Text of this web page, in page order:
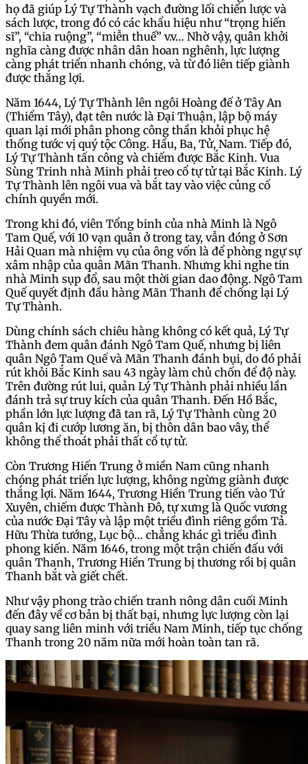
họ đã giúp Lý Tự Thành vạch đường lối chiến lược và
sách lược, trong đó có các khẩu hiệu như “trọng hiến
sĩ”, “chia ruộng”, “miễn thuế” v.v… Nhờ vậy, quân khởi
nghĩa càng được nhân dân hoan nghênh, lực lượng
càng phát triển nhanh chóng, và từ đó liên tiếp giành
được thắng lợi.
Năm 1644, Lý Tự Thành lên ngôi Hoàng đế ở Tây An
(Thiểm Tây), đạt tên nước là Đại Thuận, lập bộ máy
quan lại mới phân phong công thần khỏi phục hệ
thống tước vị quý tộc Công. Hầu, Ba, Tử, Nam. Tiếp đó,
Lý Tự Thành tấn công và chiếm được Bắc Kinh. Vua
Sùng Trinh nhà Minh phải treo cổ tự tử tại Bắc Kinh. Lý
Tự Thành lên ngôi vua và bắt tay vào việc củng cố
chính quyền mới.
Trong khi đó, viên Tổng binh của nhà Minh là Ngô
Tam Quế, với 10 vạn quân ở trong tay, vẫn đóng ở Sơn
Hải Quan mà nhiệm vụ của ông vốn là để phòng ngự sự
xâm nhập của quân Mãn Thanh. Nhưng khi nghe tin
nhà Minh sụp đổ, sau một thời gian dao động. Ngô Tam
Quế quyết định đầu hàng Mãn Thanh để chống lại Lý
Tự Thành.
Dùng chính sách chiêu hàng không có kết quả, Lý Tự
Thành đem quân đánh Ngô Tam Quế, nhưng bị liên
quân Ngô Tam Quế và Mãn Thanh đánh bụi, do đó phải
rút khỏi Bắc Kinh sau 43 ngày làm chủ chốn để độ này.
Trên đường rút lui, quản Lý Tự Thành phải nhiều lần
đánh trả sự truy kích của quân Thanh. Đến Hồ Bắc,
phần lớn lực lượng đã tan rã, Lý Tự Thành cùng 20
quân kị đi cướp lương ăn, bị thôn dân bao vây, thể
không thể thoát phải thất cổ tự tử.
Còn Trương Hiến Trung ở miền Nam cũng nhanh
chóng phát triển lực lượng, không ngừng giành được
thắng lợi. Năm 1644, Trương Hiền Trung tiến vào Tứ
Xuyên, chiếm được Thành Đô, tự xưng là Quốc vương
của nước Đại Tây và lập một triều đình riêng gồm Tả.
Hữu Thừa tướng, Lục bộ… chẳng khác gì triều đình
phong kiến. Năm 1646, trong một trận chiến đấu với
quân Thanh, Trương Hiền Trung bị thương rồi bị quân
Thanh bắt và giết chết.
Như vậy phong trào chiến tranh nông dân cuối Minh
đến đây về cơ bản bị thất bại, nhưng lực lượng còn lại
quay sang liên minh với triều Nam Minh, tiếp tục chống
Thanh trong 20 năm nữa mới hoàn toàn tan rã.